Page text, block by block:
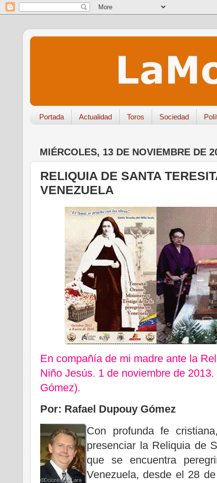
Portada Actualidad Toros Sociedad
MIÉRCOLES, 13 DE NOVIEMBRE DE
RELIQUIA DE SANTA
VENEZUELA
En compañía de mi madre ante la
Niño Jesús. 1 de noviembre de
Gómez).
Por: Rafael Dupouy Gómez
Con profunda fe
presenciar la Reliquia de
que se encuentra
Venezuela, desde el 28